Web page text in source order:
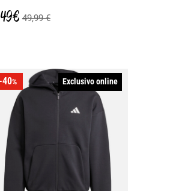
€ 49,99 €
-40% Exclusivo online